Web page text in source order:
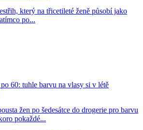
který na třicetileté ženě působí jako
po...
60: tuhle barvu na vlasy si v létě
žen po šedesátce do drogerie pro barvu
pokaždé...